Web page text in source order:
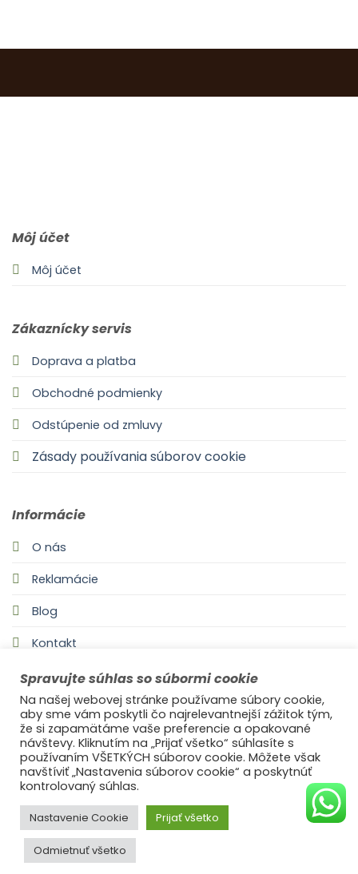
Môj účet
Môj účet
Zákaznícky servis
Doprava a platba
Obchodné podmienky
Odstúpenie od zmluvy
Zásady používania súborov cookie
Informácie
O nás
Reklamácie
Blog
Kontakt
©2021Ufonaut - Webcreation
© 2025
Spravujte súhlas so súbormi cookie
Na našej webovej stránke používame súbory cookie,
aby sme vám poskytli čo najrelevantnejší zážitok tým,
že si zapamätáme vaše preferencie a opakované
návštevy. Kliknutím na „Prijať všetko“ súhlasíte s
používaním VŠETKÝCH súborov cookie. Môžete však
navštíviť „Nastavenia súborov cookie“ a poskytnúť
kontrolovaný súhlas.
Nastavenie Cookie Prijať všetko
Odmietnuť všetko